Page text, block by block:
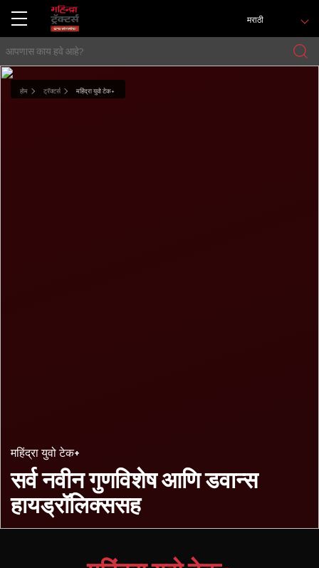
मराठी
होम ट्रॅक्टर्स महिंद्रा युवो टेक+
महिंद्रा युवो टेक+
सर्व नवीन गुणविशेषआणि डवान्स
हायड्रॉलिक्ससह